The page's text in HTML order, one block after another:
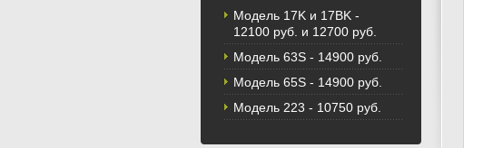
Модель 17K и 17BK -
12100 руб. и 12700 руб.
Модель 63S - 14900 руб.
Модель 65S - 14900 руб.
Модель 223 - 10750 руб.